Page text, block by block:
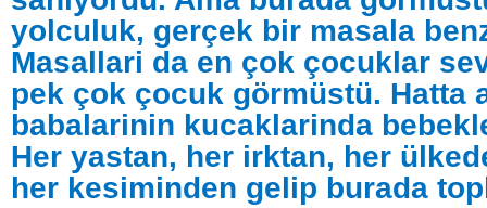
yolculuk, gerçek bir masala
Masallari da en çok çocuklar
pek çok çocuk görmüstü. Hatta
babalarinin kucaklarinda
Her yastan, her irktan, her
her kesiminden gelip burada